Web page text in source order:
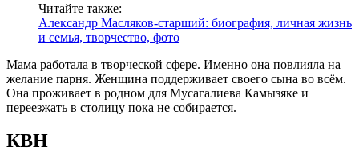
Читайте также:
Александр Масляков-старший: биография, личная жизнь
и семья, творчество, фото
Мама работала в творческой сфере. Именно она повлияла на
желание парня. Женщина поддерживает своего сына во всём.
Она проживает в родном для Мусагалиева Камызяке и
переезжать в столицу пока не собирается.
КВН